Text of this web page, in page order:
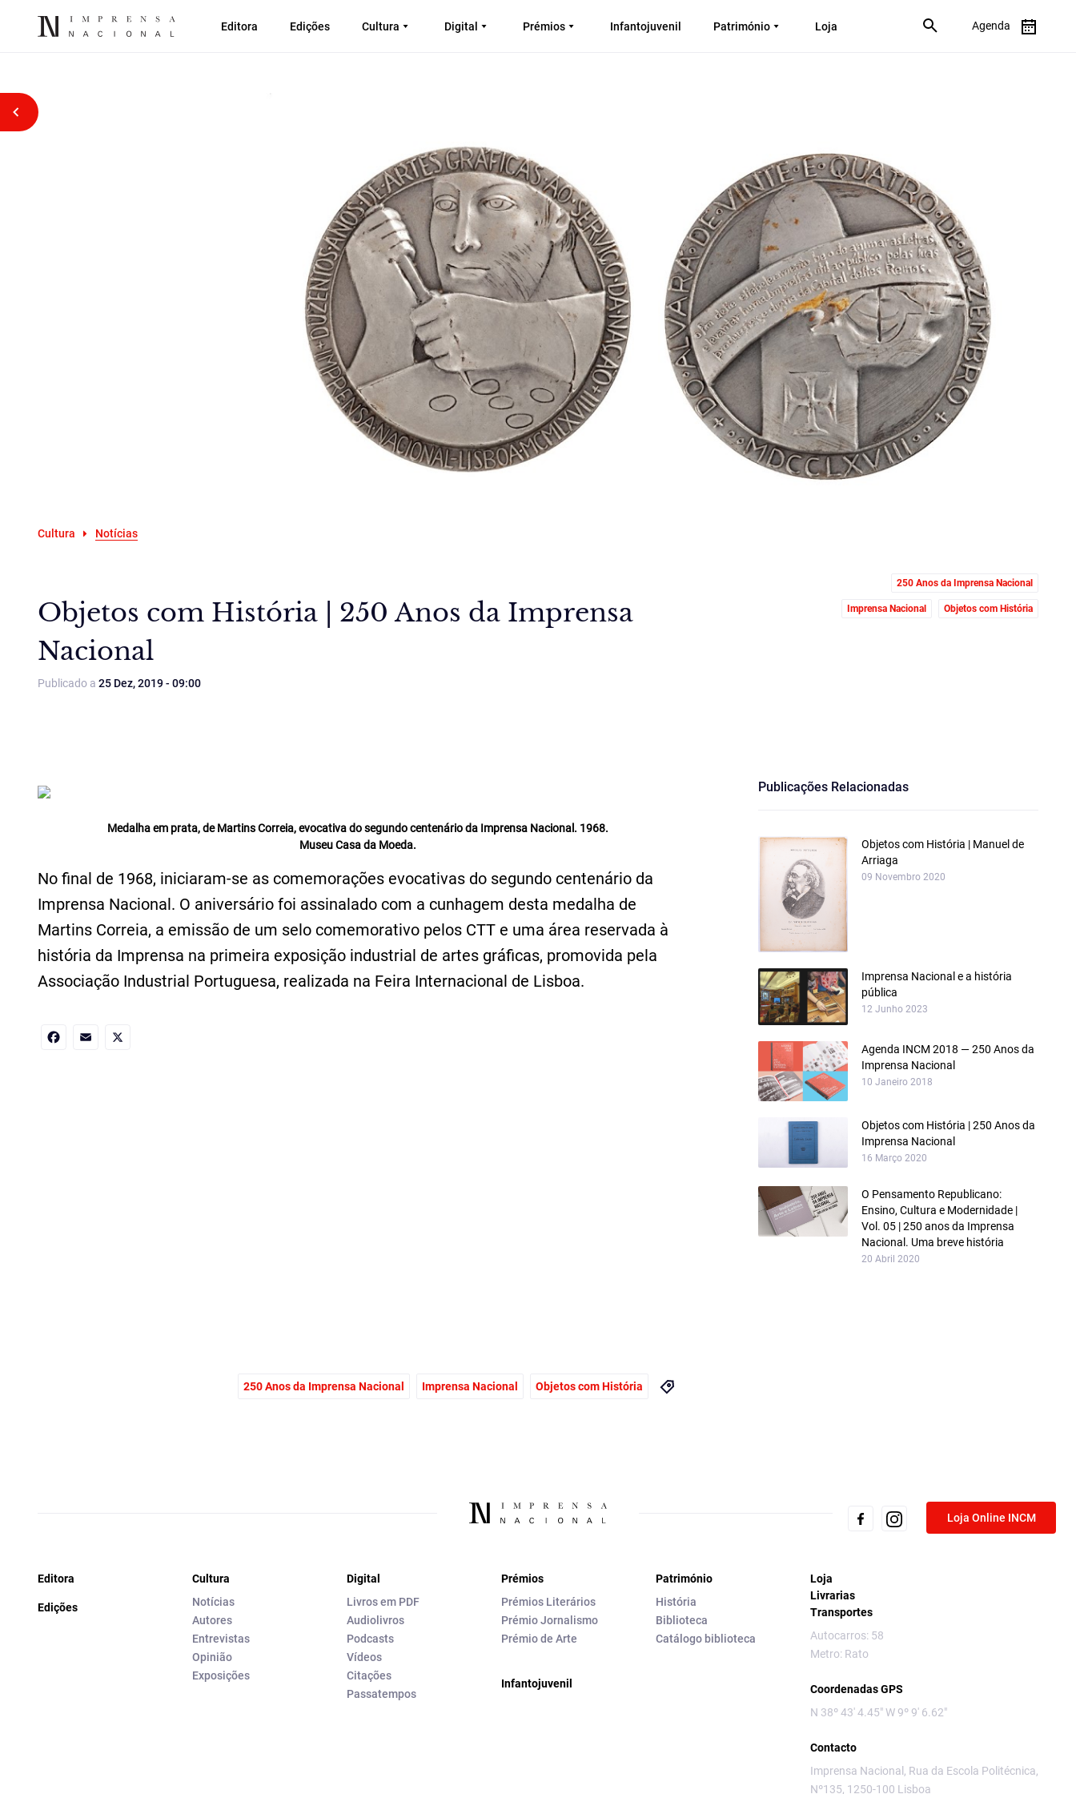
Editora Edições Cultura Digital Prémios Infantojuvenil Património Loja Agenda
Voltar atrás
Cultura Notícias
Objetos com História | 250 Anos da Imprensa
Nacional
Publicado a 25 Dez, 2019 - 09:00
250 Anos da Imprensa Nacional
Imprensa Nacional Objetos com História
Medalha em prata, de Martins Correia, evocativa do segundo centenário da Imprensa Nacional. 1968.
Museu Casa da Moeda.
No final de 1968, iniciaram-se as comemorações evocativas do segundo centenário da
Imprensa Nacional. O aniversário foi assinalado com a cunhagem desta medalha de
Martins Correia, a emissão de um selo comemorativo pelos CTT e uma área reservada à
história da Imprensa na primeira exposição industrial de artes gráficas, promovida pela
Associação Industrial Portuguesa, realizada na Feira Internacional de Lisboa.
Publicações Relacionadas
Objetos com História | Manuel de
Arriaga
09 Novembro 2020
Imprensa Nacional e a história
pública
12 Junho 2023
Agenda INCM 2018 — 250 Anos da
Imprensa Nacional
10 Janeiro 2018
Objetos com História | 250 Anos da
Imprensa Nacional
16 Março 2020
O Pensamento Republicano:
Ensino, Cultura e Modernidade |
Vol. 05 | 250 anos da Imprensa
Nacional. Uma breve história
20 Abril 2020
250 Anos da Imprensa Nacional Imprensa Nacional Objetos com História
Loja Online INCM
Editora
Edições
Cultura
Notícias
Autores
Entrevistas
Opinião
Exposições
Digital
Livros em PDF
Audiolivros
Podcasts
Vídeos
Citações
Passatempos
Prémios
Prémios Literários
Prémio Jornalismo
Prémio de Arte
Infantojuvenil
Património
História
Biblioteca
Catálogo biblioteca
Loja
Livrarias
Transportes
Autocarros: 58
Metro: Rato
Coordenadas GPS
N 38º 43' 4.45" W 9º 9' 6.62"
Contacto
Imprensa Nacional, Rua da Escola Politécnica,
Nº135, 1250-100 Lisboa